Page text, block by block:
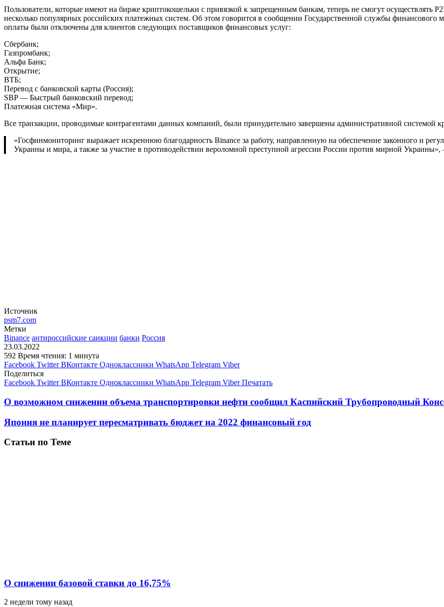
Пользователи, которые имеют на бирже криптокошельки с привязкой к запрещенным банкам, теперь не смогут осуществлять
несколько популярных российских платежных систем. Об этом говорится в сообщении Государственной службы
оплаты были отключены для клиентов следующих поставщиков финансовых услуг:
Сбербанк;
Газпромбанк;
Альфа Банк;
Открытие;
ВТБ;
Перевод с банковской карты (Россия);
SBP — Быстрый банковский перевод;
Платежная система «Мир».
Все транзакции, проводимые контрагентами данных компаний, были принудительно завершены административной системой
«Госфинмониторинг выражает искреннюю благодарность Вinance за работу, направленную на обеспечение законного и
Украины и мира, а также за участие в противодействии вероломной преступной агрессии России против мирной
Источник
psm7.com
Метки
Binance антироссийские санкции банки Россия
23.03.2022
592 Время чтения: 1 минута
Facebook Twitter ВКонтакте Одноклассники WhatsApp Telegram Viber
Поделиться
Facebook Twitter ВКонтакте Одноклассники WhatsApp Telegram Viber Печатать
О возможном снижении объема транспортировки нефти сообщил Каспийский Трубопроводный
Япония не планирует пересматривать бюджет на 2022 финансовый год
Статьи по Теме
О снижении базовой ставки до 16,75%
2 недели тому назад